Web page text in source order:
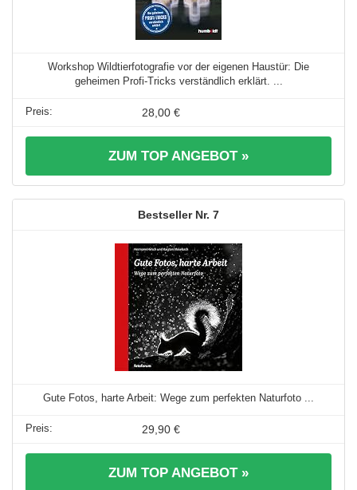
Workshop Wildtierfotografie vor der eigenen Haustür: Die
geheimen Profi-Tricks verständlich erklärt. ...
28,00 €
ZUM TOP ANGEBOT »
7
Gute Fotos, harte Arbeit: Wege zum perfekten Naturfoto ...
29,90 €
ZUM TOP ANGEBOT »